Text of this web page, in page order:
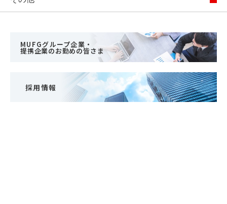
MUFGグループ企業・
提携企業のお勤めの皆さま
採用情報